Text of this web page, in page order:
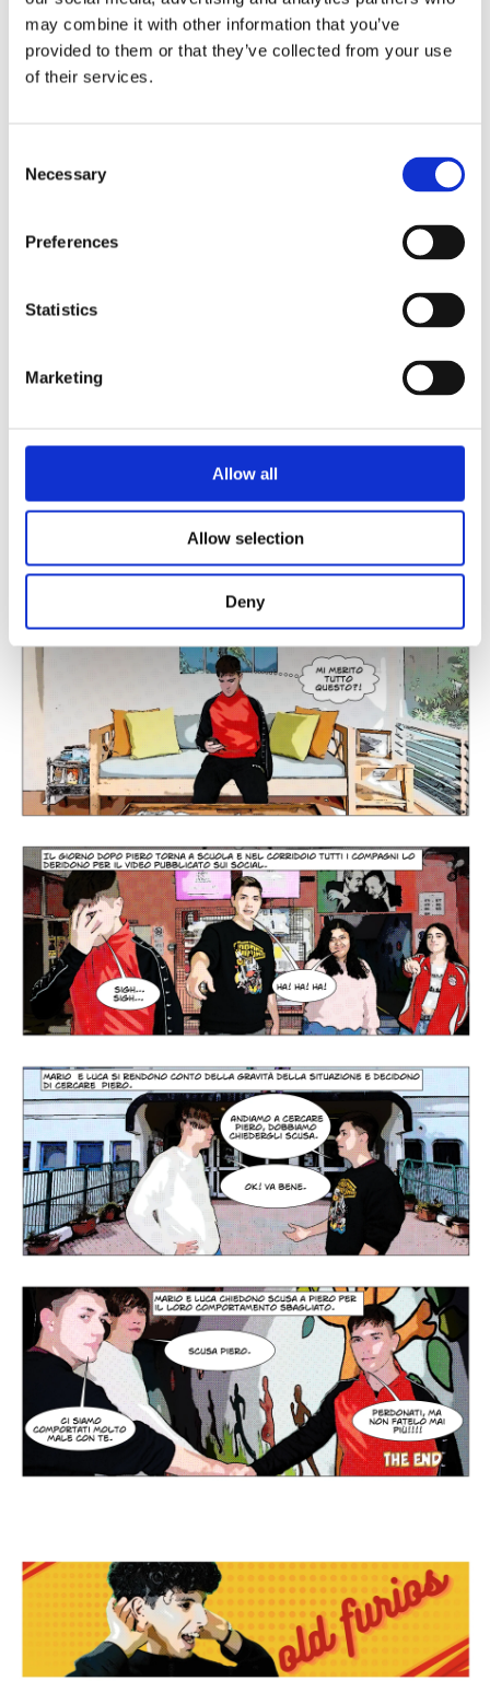
may combine it with other information that you’ve
provided to them or that they’ve collected from your use
of their services.
Selection
Necessary
Preferences
Statistics
Marketing
Allow all
Allow selection
Deny